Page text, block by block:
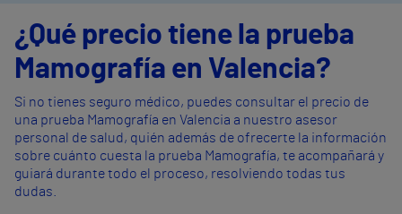
¿Qué precio tiene la prueba
Mamografía en Valencia?
Si no tienes seguro médico, puedes consultar el precio de
una prueba Mamografía en Valencia a nuestro asesor
personal de salud, quién además de ofrecerte la información
sobre cuánto cuesta la prueba Mamografía, te acompañará y
guiará durante todo el proceso, resolviendo todas tus
dudas.